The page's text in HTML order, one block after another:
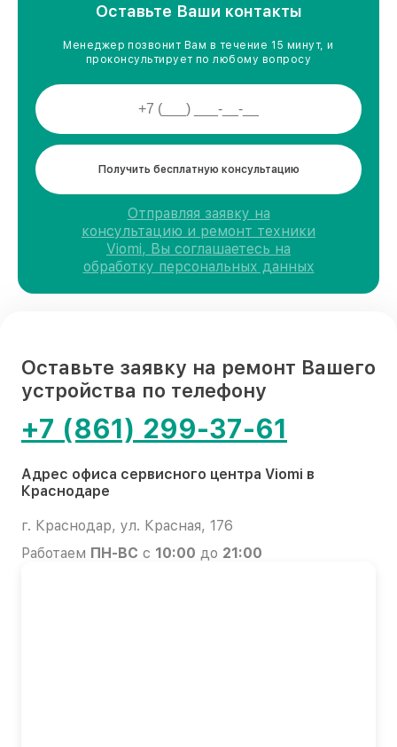
Оставьте Ваши контакты
Менеджер позвонит Вам в течение 15 минут, и
проконсультирует по любому вопросу
Получить бесплатную консультацию
Отправляя заявку на
консультацию и ремонт техники
Viomi, Вы соглашаетесь на
обработку персональных данных
Оставьте заявку на ремонт Вашего
устройства по телефону
+7 (861) 299-37-61
Адрес офиса сервисного центра Viomi в
Краснодаре
г. Краснодар, ул. Красная, 176
Работаем ПН-ВС с 10:00 до 21:00